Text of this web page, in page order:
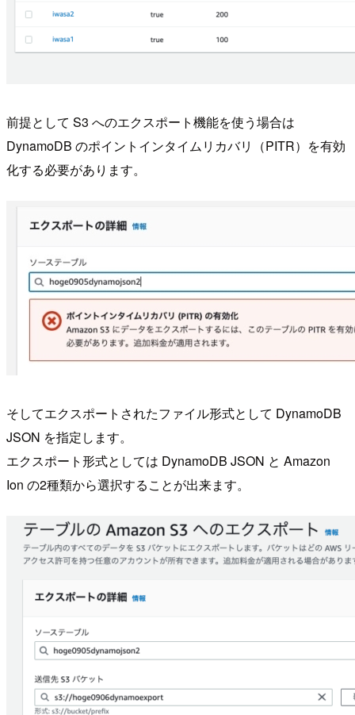
前提として S3 へのエクスポート機能を使う場合は
DynamoDB のポイントインタイムリカバリ（PITR）を有効
化する必要があります。
そしてエクスポートされたファイル形式として DynamoDB
JSON を指定します。
エクスポート形式としては DynamoDB JSON と Amazon
Ion の2種類から選択することが出来ます。